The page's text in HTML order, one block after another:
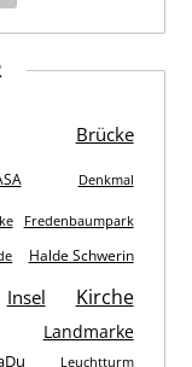
Brücke
Denkmal
Fredenbaumpark
Halde Schwerin
Insel Kirche
Landmarke
Leuchtturm